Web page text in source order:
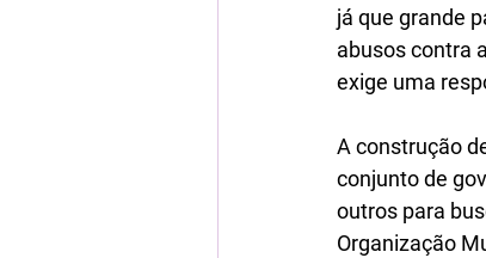
já que grande
abusos contra
exige uma
A construção
conjunto de
outros para
Organização